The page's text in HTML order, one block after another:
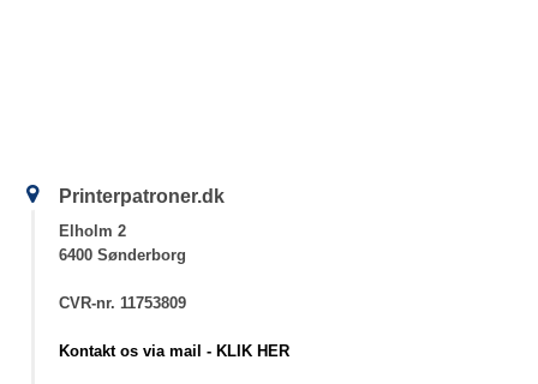
Printerpatroner.dk
Elholm 2
6400 Sønderborg
CVR-nr. 11753809
Kontakt os via mail - KLIK HER